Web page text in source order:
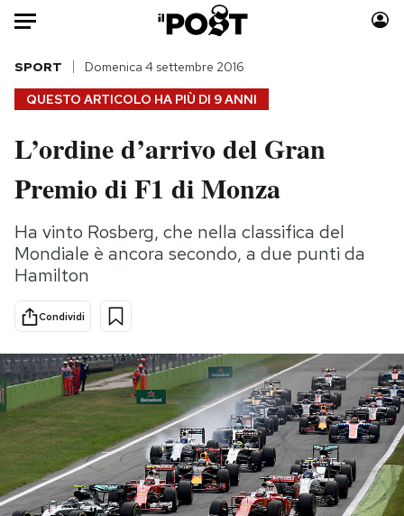
Auto
HOME
Italia
Politica
Tecnologia
Internet
Scienza
Cultura
Economia
Sport
Moda
Consumismi
Storie/Idee
Ok Boomer!
Mondiali calcio 2026
PODCAST
NEWSLETTER
QUESTO ARTICOLO HA PIÙ DI 9 ANNI
SPORT Domenica 4 settembre 2016
L’ordine d’arrivo del Gran
Premio di F1 di Monza
Ha vinto Rosberg, che nella classifica del
Mondiale è ancora secondo, a due punti da
Hamilton
Condividi